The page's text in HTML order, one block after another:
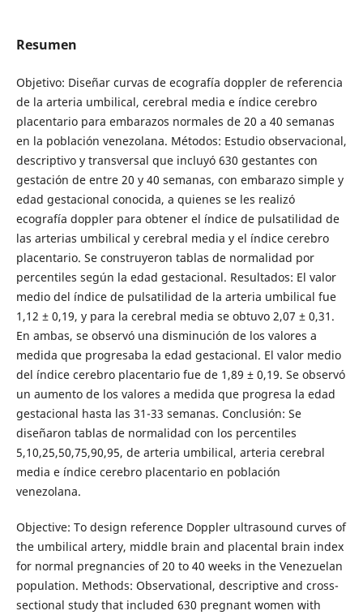
Resumen
Objetivo: Diseñar curvas de ecografía doppler de referencia
de la arteria umbilical, cerebral media e índice cerebro
placentario para embarazos normales de 20 a 40 semanas
en la población venezolana. Métodos: Estudio observacional,
descriptivo y transversal que incluyó 630 gestantes con
gestación de entre 20 y 40 semanas, con embarazo simple y
edad gestacional conocida, a quienes se les realizó
ecografía doppler para obtener el índice de pulsatilidad de
las arterias umbilical y cerebral media y el índice cerebro
placentario. Se construyeron tablas de normalidad por
percentiles según la edad gestacional. Resultados: El valor
medio del índice de pulsatilidad de la arteria umbilical fue
1,12 ± 0,19, y para la cerebral media se obtuvo 2,07 ± 0,31.
En ambas, se observó una disminución de los valores a
medida que progresaba la edad gestacional. El valor medio
del índice cerebro placentario fue de 1,89 ± 0,19. Se observó
un aumento de los valores a medida que progresa la edad
gestacional hasta las 31-33 semanas. Conclusión: Se
diseñaron tablas de normalidad con los percentiles
5,10,25,50,75,90,95, de arteria umbilical, arteria cerebral
media e índice cerebro placentario en población
venezolana.
Objective: To design reference Doppler ultrasound curves of
the umbilical artery, middle brain and placental brain index
for normal pregnancies of 20 to 40 weeks in the Venezuelan
population. Methods: Observational, descriptive and cross-
sectional study that included 630 pregnant women with